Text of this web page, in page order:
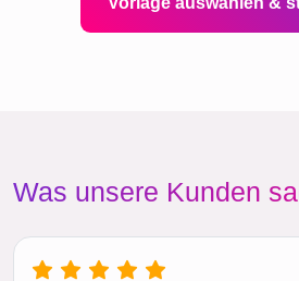
Was unsere Kunden